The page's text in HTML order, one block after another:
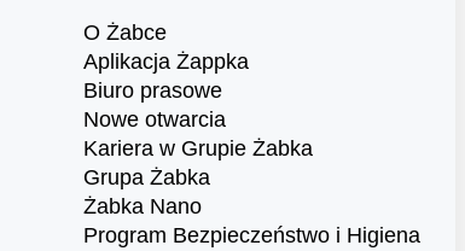
O Żabce
Aplikacja Żappka
Biuro prasowe
Nowe otwarcia
Kariera w Grupie Żabka
Grupa Żabka
Żabka Nano
Program Bezpieczeństwo i Higiena